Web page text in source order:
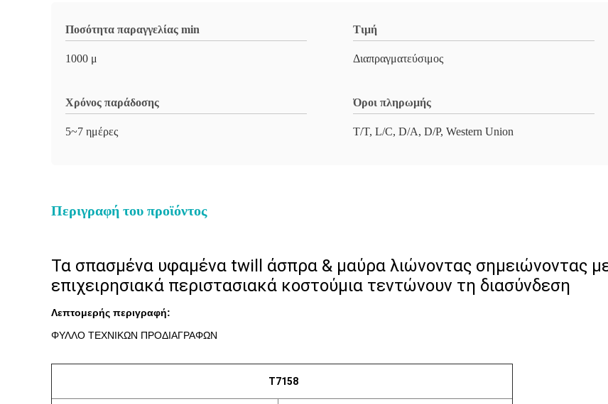
Ποσότητα παραγγελίας min
1000 μ
Τιμή
Διαπραγματεύσιμος
Χρόνος παράδοσης
5~7 ημέρες
Όροι πληρωμής
T/T, L/C, D/A, D/P, Western Union
Περιγραφή του προϊόντος
Τα σπασμένα υφαμένα twill άσπρα & μαύρα λιώνοντας σημειώνοντας
επιχειρησιακά περιστασιακά κοστούμια τεντώνουν τη διασύνδεση
Λεπτομερής περιγραφή:
ΦΥΛΛΟ ΤΕΧΝΙΚΩΝ ΠΡΟΔΙΑΓΡΑΦΩΝ
T7158